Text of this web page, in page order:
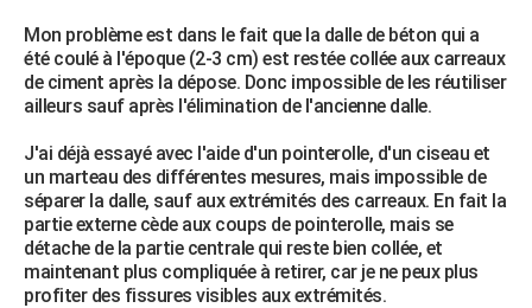
Art de vivre
Bien-être
Loisirs
ModeModes de vie
SANTE
Alimentation
Guide de la santé
Maladies
Médicaments
Sommeil
VOYAGE
GUIDES D'ACHAT
BONS PLANS
CARTE DE VOEUX
Mon problème est dans le fait que la dalle de béton qui a
été coulé à l'époque (2-3 cm) est restée collée aux carreaux
de ciment après la dépose. Donc impossible de les réutiliser
ailleurs sauf après l'élimination de l'ancienne dalle.
J'ai déjà essayé avec l'aide d'un pointerolle, d'un ciseau et
un marteau des différentes mesures, mais impossible de
séparer la dalle, sauf aux extrémités des carreaux. En fait la
partie externe cède aux coups de pointerolle, mais se
détache de la partie centrale qui reste bien collée, et
maintenant plus compliquée à retirer, car je ne peux plus
profiter des fissures visibles aux extrémités.